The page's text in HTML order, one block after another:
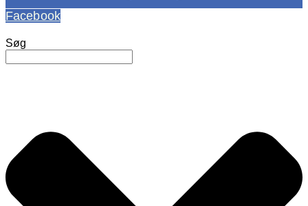
Facebook
Søg